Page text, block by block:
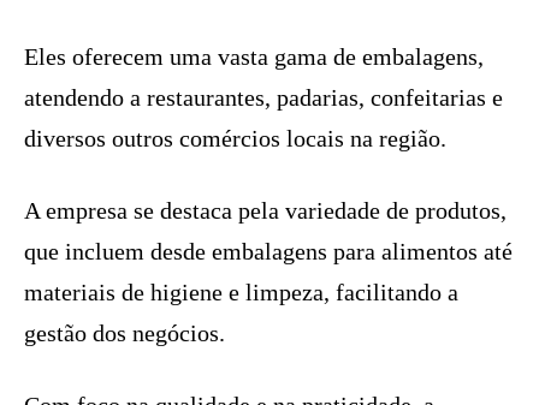
Eles oferecem uma vasta gama de embalagens,
atendendo a restaurantes, padarias, confeitarias e
diversos outros comércios locais na região.
A empresa se destaca pela variedade de produtos,
que incluem desde embalagens para alimentos até
materiais de higiene e limpeza, facilitando a
gestão dos negócios.